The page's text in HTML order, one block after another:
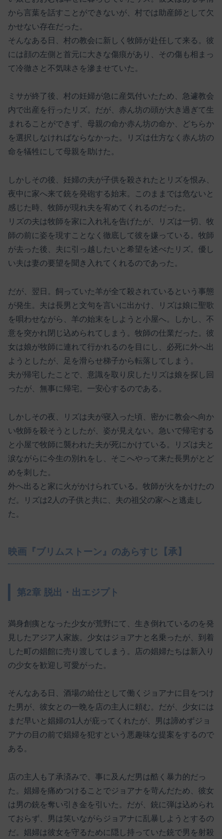
から言葉を話すことができないが、村では助産師として欠
かせない存在だった。
そんなある日、村の教会に新しく牧師が赴任して来る。彼
には顔の左側と首元に大きな傷痕があり、その傷も相まっ
て冷徹さと不気味さを滲ませていた。
ミサが終了後、村の妊婦が急に産気付いたため、急遽教会
内で出産を行ったリズ。だが、赤ん坊の頭が大き過ぎて生
まれることができず、母親の命か赤ん坊の命か、どちらか
を選択しなければならなかった。リズは仕方なく赤ん坊の
命を犠牲にして母親を助けた。
しかしその後、妊婦の夫が子供を殺されたとリズを恨み、
夜中に家へ来て銃を発砲する始末。このままでは危ないと
感じた時、牧師が現れ夫を宥めてくれるのだった。
リズの夫は牧師を家に入れ礼を告げたが、リズは一切、牧
師の前に姿を現すことなく徹底して彼を嫌っている。牧師
が去った後、夫に引っ越したいと希望を述べたリズ。優し
い夫は妻の要望を聞き入れてくれるのであった。
だが、翌日。飼っていた羊が全て殺されているという事態
が発生。夫は長男と文句を言いに出かけ、リズは娘に聖歌
を唄わせながら、羊の始末をしようと小屋へ。しかし、不
意を突かれ閉じ込められてしまう。牧師の仕業だった。彼
女は娘が牧師に連れて行かれるのを目にし、必死に外へ出
ようとしたが、足を滑らせ梯子から転落してしまう。
夫が帰宅したことで、意識を取り戻したリズは娘を探し回
ったが、無事に帰宅。一安心するのである。
しかしその夜、リズは夫が寝入った頃、密かに教会へ向か
い牧師を殺そうとしたが、姿が見えない。急いで帰宅する
と小屋で牧師に襲われた夫が死にかけている。リズは夫と
涙ながらに今生の別れをし、そこへやって来た長男がとど
めを刺した。
外へ出ると家に火がかけられている。牧師が火をかけたの
だ。リズは2人の子供と共に、夫の祖父の家へと逃走し
た。
映画『ブリムストーン』のあらすじ【承】
第2章 脱出・出エジプト
満身創痍となった少女が荒野にて、生き倒れているのを発
見したアジア人家族。少女はジョアナと名乗ったが、到着
した町の娼館に売り渡してしまう。店の娼婦たちは新入り
の少女を歓迎し可愛がった。
そんなある日、酒場の給仕として働くジョアナに目をつけ
た男が、彼女との一晩を店の主人に頼む。だが、少女には
まだ早いと娼婦の1人が庇ってくれたが、男は諦めずジョ
アナの目の前で娼婦を犯すという悪趣味な提案をするので
ある。
店の主人も了承済みで、事に及んだ男は酷く暴力的だっ
た。娼婦を痛めつけることでジョアナを苛んだため、彼女
は男の銃を奪い引き金を引いた。だが、銃に弾は込められ
ておらず、男は笑いながらジョアナに乱暴しようとするの
だ。娼婦は彼女を守るために隠し持っていた銃で男を射殺